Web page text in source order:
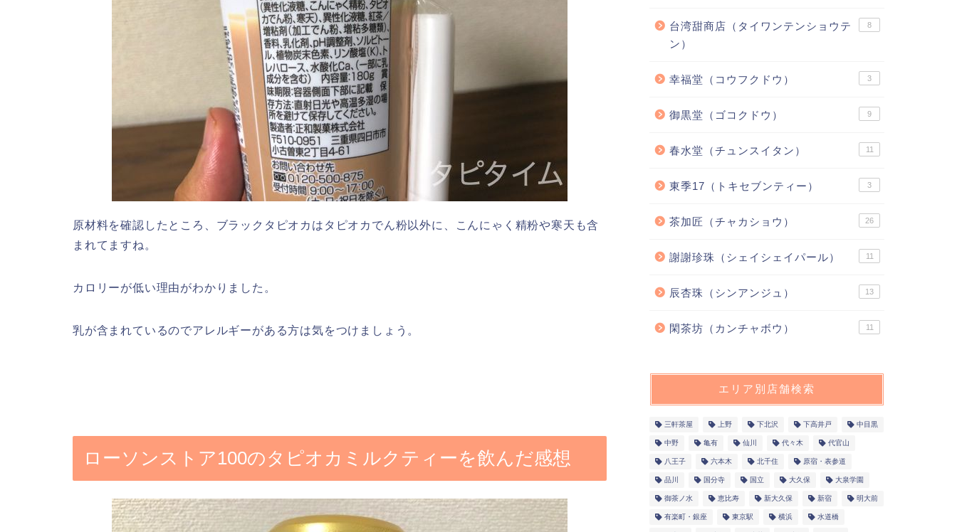
原材料を確認したところ、ブラックタピオカはタピオカでん粉以外に、こんにゃく精粉や寒天も含
まれてますね。
カロリーが低い理由がわかりました。
乳が含まれているのでアレルギーがある方は気をつけましょう。
ローソンストア100のタピオカミルクティーを飲んだ感想
台湾甜商店（タイワンテンショウテ
ン）
8
幸福堂（コウフクドウ） 3
御黒堂（ゴコクドウ） 9
春水堂（チュンスイタン） 11
東季17（トキセブンティー） 3
茶加匠（チャカショウ） 26
謝謝珍珠（シェイシェイパール） 11
辰杏珠（シンアンジュ） 13
閑茶坊（カンチャボウ） 11
エリア別店舗検索
三軒茶屋 上野 下北沢 下高井戸 中目黒
中野 亀有 仙川 代々木 代官山
八王子 六本木 北千住 原宿・表参道
品川 国分寺 国立 大久保 大泉学園
御茶ノ水 恵比寿 新大久保 新宿 明大前
有楽町・銀座 東京駅 横浜 水道橋